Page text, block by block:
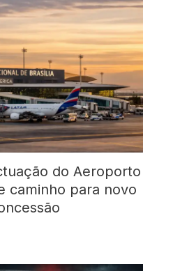
do Aeroporto
caminho para novo